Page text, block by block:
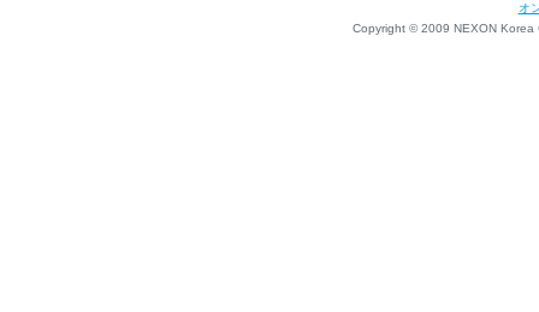
オ
Copyright © 2009 NEXON Korea